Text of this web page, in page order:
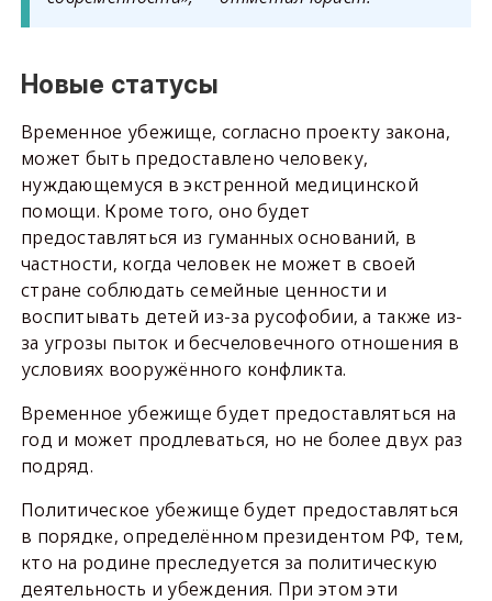
Новые статусы
Временное убежище, согласно проекту закона,
может быть предоставлено человеку,
нуждающемуся в экстренной медицинской
помощи. Кроме того, оно будет
предоставляться из гуманных оснований, в
частности, когда человек не может в своей
стране соблюдать семейные ценности и
воспитывать детей из-за русофобии, а также из-
за угрозы пыток и бесчеловечного отношения в
условиях вооружённого конфликта.
Временное убежище будет предоставляться на
год и может продлеваться, но не более двух раз
подряд.
Политическое убежище будет предоставляться
в порядке, определённом президентом РФ, тем,
кто на родине преследуется за политическую
деятельность и убеждения. При этом эти